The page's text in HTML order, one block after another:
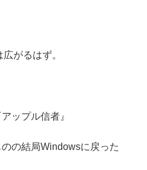
がるはず。
ップル信者』
の結局Windowsに戻った